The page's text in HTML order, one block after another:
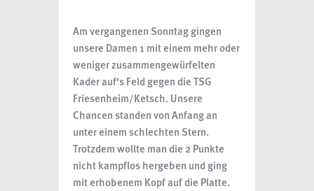
Am vergangenen Sonntag gingen
unsere Damen 1 mit einem mehr oder
weniger zusammengewürfelten
Kader auf‘s Feld gegen die TSG
Friesenheim/Ketsch. Unsere
Chancen standen von Anfang an
unter einem schlechten Stern.
Trotzdem wollte man die 2 Punkte
nicht kampflos hergeben und ging
mit erhobenem Kopf auf die Platte.